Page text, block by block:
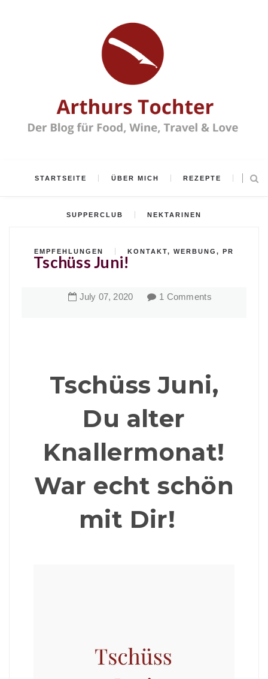
STARTSEITE ÜBER MICH REZEPTE
SUPPERCLUB NEKTARINEN
EMPFEHLUNGEN KONTAKT, WERBUNG, PR
Tschüss Juni!
July 07, 2020 1 Comments
Tschüss Juni,
Du alter
Knallermonat!
War echt schön
mit Dir!